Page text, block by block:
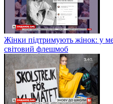
Жінки підтримують жінок: у
світовий флешмоб